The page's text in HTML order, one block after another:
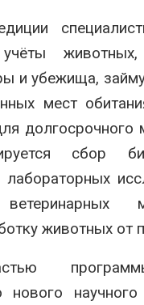
и убежища,
мест
долгосрочного
сбор
животных от
нового научного